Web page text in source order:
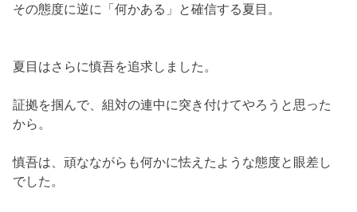
その態度に逆に「何かある」と確信する夏目。
夏目はさらに慎吾を追求しました。
証拠を掴んで、組対の連中に突き付けてやろうと思った
から。
慎吾は、頑なながらも何かに怯えたような態度と眼差し
でした。